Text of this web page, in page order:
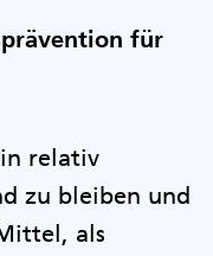
für
relativ
zu bleiben und
als